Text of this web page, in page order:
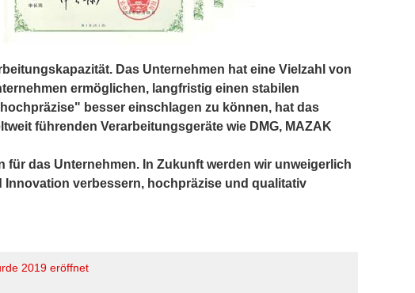
Das Unternehmen hat eine Vielzahl von
ermöglichen, langfristig einen stabilen
besser einschlagen zu können, hat das
führenden Verarbeitungsgeräte wie DMG, MAZAK
das Unternehmen. In Zukunft werden wir unweigerlich
verbessern, hochpräzise und qualitativ
2019 eröffnet